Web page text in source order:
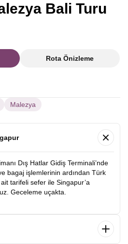
Bali Turu
Rota Önizleme
Malezya
Dış Hatlar Gidiş Terminali’nde
bagaj işlemlerinin ardından Türk
ait tarifeli sefer ile Singapur’a
Geceleme uçakta.